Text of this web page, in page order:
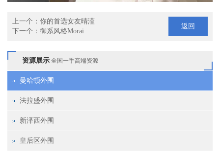
上一个： 你的首选女友晴滢
下一个： 御系风格Morai
返回
资源展示 全国一手高端资源
曼哈顿外围
法拉盛外围
新泽西外围
皇后区外围